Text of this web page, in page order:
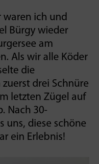
waren ich und
Bürgy wieder
am
Als wir alle Köder
die
drei Schnüre
letzten Zügel auf
Nach 30-
uns, diese schöne
ein Erlebnis!